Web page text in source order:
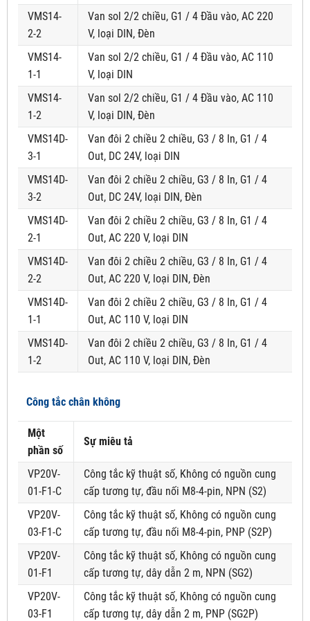
VMS14-
2-2
Van sol 2/2 chiều, G1 / 4 Đầu vào, AC 220
V, loại DIN, Đèn
VMS14-
1-1
Van sol 2/2 chiều, G1 / 4 Đầu vào, AC 110
V, loại DIN
VMS14-
1-2
Van sol 2/2 chiều, G1 / 4 Đầu vào, AC 110
V, loại DIN, Đèn
VMS14D-
3-1
Van đôi 2 chiều 2 chiều, G3 / 8 In, G1 / 4
Out, DC 24V, loại DIN
VMS14D-
3-2
Van đôi 2 chiều 2 chiều, G3 / 8 In, G1 / 4
Out, DC 24V, loại DIN, Đèn
VMS14D-
2-1
Van đôi 2 chiều 2 chiều, G3 / 8 In, G1 / 4
Out, AC 220 V, loại DIN
VMS14D-
2-2
Van đôi 2 chiều 2 chiều, G3 / 8 In, G1 / 4
Out, AC 220 V, loại DIN, Đèn
VMS14D-
1-1
Van đôi 2 chiều 2 chiều, G3 / 8 In, G1 / 4
Out, AC 110 V, loại DIN
VMS14D-
1-2
Van đôi 2 chiều 2 chiều, G3 / 8 In, G1 / 4
Out, AC 110 V, loại DIN, Đèn
Công tắc chân không
Một
phần số
Sự miêu tả
VP20V-
01-F1-C
Công tắc kỹ thuật số, Không có nguồn cung
cấp tương tự, đầu nối M8-4-pin, NPN (S2)
VP20V-
03-F1-C
Công tắc kỹ thuật số, Không có nguồn cung
cấp tương tự, đầu nối M8-4-pin, PNP (S2P)
VP20V-
01-F1
Công tắc kỹ thuật số, Không có nguồn cung
cấp tương tự, dây dẫn 2 m, NPN (SG2)
VP20V-
03-F1
Công tắc kỹ thuật số, Không có nguồn cung
cấp tương tự, dây dẫn 2 m, PNP (SG2P)